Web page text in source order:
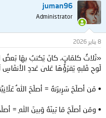
juman96
Administrator
8 يناير 2026
«ثَلاثُ كلمَاتٍ، كانَ يَكتبُ بهَا
لَوحِ قَلبهِ يَقرَؤُهَا عَلىٰ عَددِ
• مَن أصلَحَ سَرِيرَتهُ = أصلَحَ اللهُ
• ومَن أصلَحَ مَا بَينَهُ وَبينَ اللهِ =